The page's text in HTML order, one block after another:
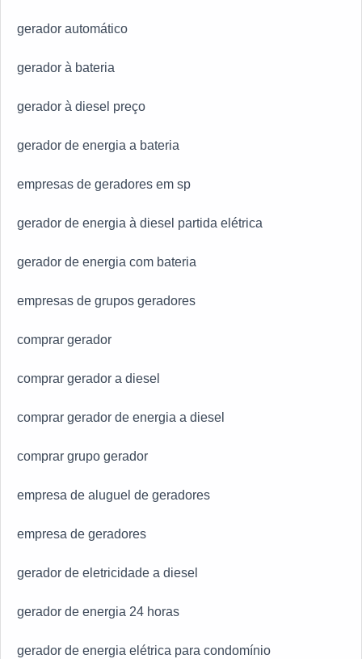
gerador automático
gerador à bateria
gerador à diesel preço
gerador de energia a bateria
empresas de geradores em sp
gerador de energia à diesel partida elétrica
gerador de energia com bateria
empresas de grupos geradores
comprar gerador
comprar gerador a diesel
comprar gerador de energia a diesel
comprar grupo gerador
empresa de aluguel de geradores
empresa de geradores
gerador de eletricidade a diesel
gerador de energia 24 horas
gerador de energia elétrica para condomínio